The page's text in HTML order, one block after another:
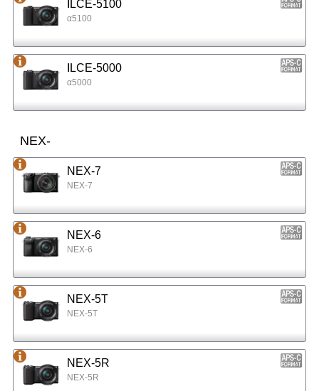
ILCE-5100
α5100
ILCE-5000
α5000
NEX-
NEX-7
NEX-7
NEX-6
NEX-6
NEX-5T
NEX-5T
NEX-5R
NEX-5R